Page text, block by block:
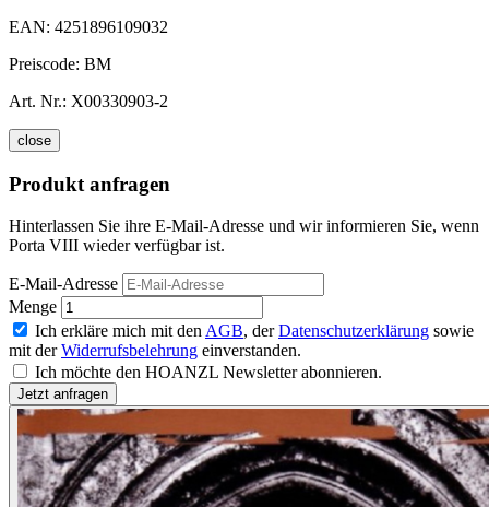
EAN: 4251896109032
Preiscode: BM
Art. Nr.: X00330903-2
close
Produkt anfragen
Hinterlassen Sie ihre E-Mail-Adresse und wir informieren Sie, wenn
Porta VIII wieder verfügbar ist.
E-Mail-Adresse
Menge
Ich erkläre mich mit den AGB, derDatenschutzerklärung sowie
mit derWiderrufsbelehrung einverstanden.
Ich möchte den HOANZL Newsletter abonnieren.